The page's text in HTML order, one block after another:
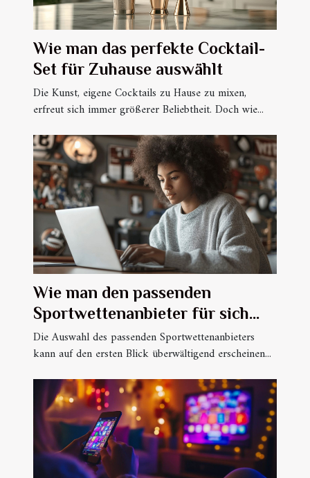
Wie man das perfekte Cocktail-
Set für Zuhause auswählt
Die Kunst, eigene Cocktails zu Hause zu mixen,
erfreut sich immer größerer Beliebtheit. Doch wie...
Wie man den passenden
Sportwettenanbieter für sich
findet
Die Auswahl des passenden Sportwettenanbieters
kann auf den ersten Blick überwältigend erscheinen...